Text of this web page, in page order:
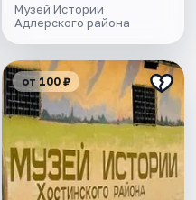
Музей Истории
Адлерского района
от 100 ₽